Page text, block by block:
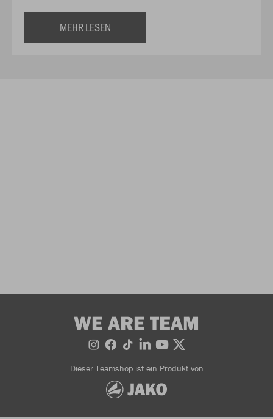
MEHR LESEN
WE ARE TEAM
Dieser Teamshop ist ein Produkt von